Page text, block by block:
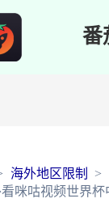
番
海外地区限制
咪咕视频世界